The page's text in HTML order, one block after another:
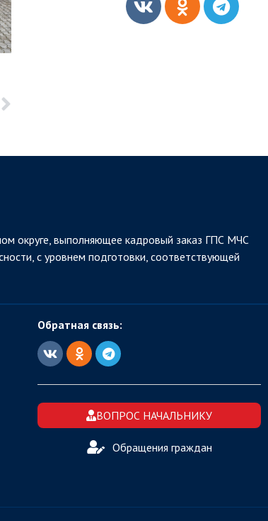
округе, выполняющее кадровый заказ ГПС МЧС
с уровнем подготовки, соответствующей
Обратная связь:
ВОПРОС НАЧАЛЬНИКУ
Обращения граждан